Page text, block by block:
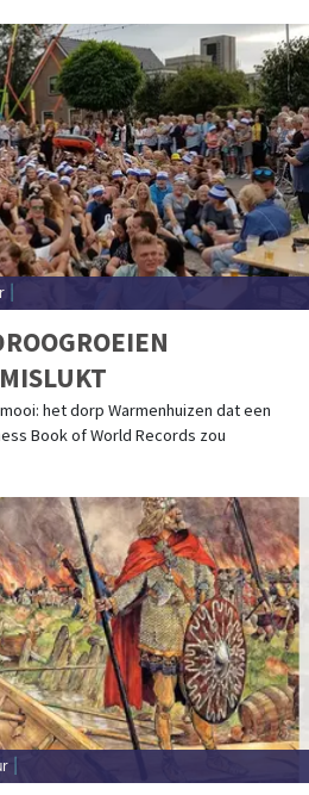
het dorp Warmenhuizen dat een
Book of World Records zou